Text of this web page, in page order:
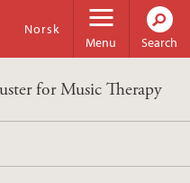
Menu
Norsk
Search
for Music Therapy